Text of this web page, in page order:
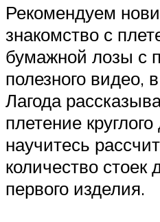
Рекомендуем
знакомство с
бумажной лозы с
полезного видео,
Лагода
плетение
научитесь
количество стоек
первого изделия.